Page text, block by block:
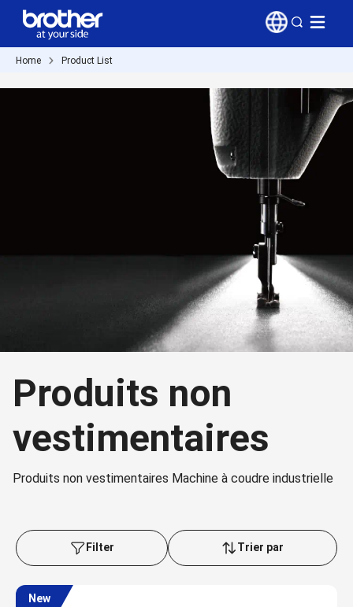
Home Product List
Produits non
vestimentaires
Produits non vestimentaires Machine à coudre industrielle
Filter Trier par
New